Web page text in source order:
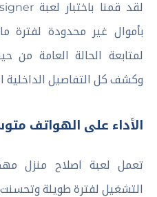
بأموال غير محدودة لفترة
لمتابعة الحالة العامة من
وكشف كل التفاصيل الداخلية
الأداء على الهواتف
تعمل لعبة اصلاح منزل
التشغيل لفترة طويلة